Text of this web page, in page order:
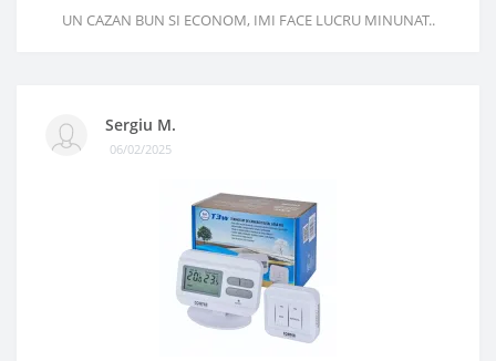
UN CAZAN BUN SI ECONOM, IMI FACE LUCRU MINUNAT..
Sergiu M.
06/02/2025